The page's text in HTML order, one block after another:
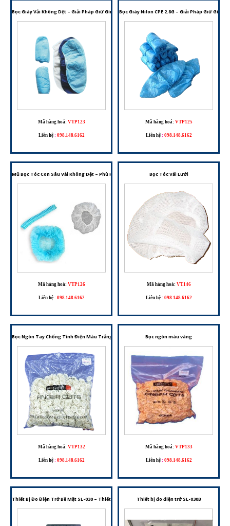
Bọc Giày Vải Không Dệt – Giải Pháp Giữ Gìn Vệ Sinh Cho Nhiều Môi Trường Làm Việc
Mã hàng hoá: VTP123
Liên hệ : 098.148.6162
Bọc Giày Nilon CPE 2.8G – Giải Pháp Giữ Gìn
Mã hàng hoá: VTP125
Liên hệ : 098.148.6162
Mũ Bọc Tóc Con Sâu Vải Không Dệt – Phù Hợp Cho Phòng Sạch, Y Tế Và Chế Biến Thực Phẩm
Mã hàng hoá: VTP126
Liên hệ : 098.148.6162
Bọc Tóc Vải Lưới
Mã hàng hoá: VT146
Liên hệ : 098.148.6162
Bọc Ngón Tay Chống Tĩnh Điện Màu Trắng – Chất Liệu Nitrile, An Toàn Cho Phòng Sạch Và
Mã hàng hoá: VTP132
Liên hệ : 098.148.6162
Bọc ngón màu vàng
Mã hàng hoá: VTP133
Liên hệ : 098.148.6162
Thiết Bị Đo Điện Trở Bề Mặt SL-030 – Thiết Bị Kiểm Tra Điện Trở Bề Mặt Phục Vụ Kiểm Soát
Thiết bị đo điện trở SL-030B